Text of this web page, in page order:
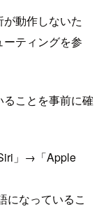
動作しないた
ティングを参
ことを事前に確
」→「Apple
になっているこ